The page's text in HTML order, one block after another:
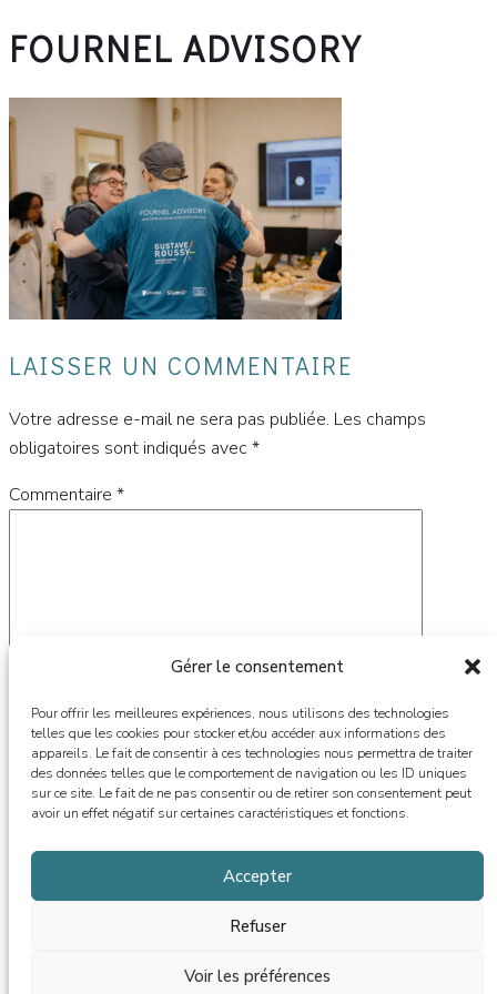
Gérer le consentement
Pour offrir les meilleures expériences, nous utilisons des technologies
telles que les cookies pour stocker et/ou accéder aux informations des
appareils. Le fait de consentir à ces technologies nous permettra de traiter
des données telles que le comportement de navigation ou les ID uniques
sur ce site. Le fait de ne pas consentir ou de retirer son consentement peut
avoir un effet négatif sur certaines caractéristiques et fonctions.
Accepter
Refuser
Voir les préférences
FOURNEL ADVISORY
LAISSER UN COMMENTAIRE
Votre adresse e-mail ne sera pas publiée. Les champs
obligatoires sont indiqués avec *
Commentaire *
Nom*
Site web
navigateur pour mon prochain commentaire.